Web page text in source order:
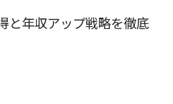
と年収アップ戦略を徹底